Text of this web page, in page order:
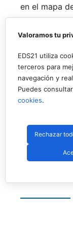
en el mapa
De forma
Promises,
fechas los
Menores
incorporar
global,
formativa.
categoría
Andalucía
agosto
a
Federación.
Valoramos tu
EDS21 utiliza
terceros para
navegación y
Puedes
cookies.
Rechazar